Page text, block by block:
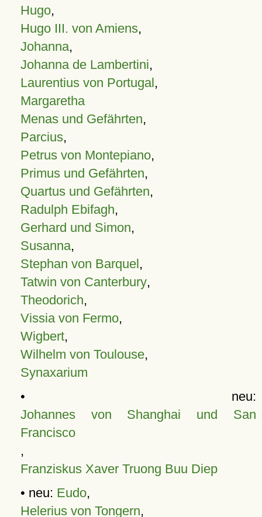
Hugo,
Hugo III. von Amiens,
Johanna,
Johanna de Lambertini,
Laurentius von Portugal,
Margaretha
Menas und Gefährten,
Parcius,
Petrus von Montepiano,
Primus und Gefährten,
Quartus und Gefährten,
Radulph Ebifagh,
Gerhard und Simon,
Susanna,
Stephan von Barquel,
Tatwin von Canterbury,
Theodorich,
Vissia von Fermo,
Wigbert,
Wilhelm von Toulouse,
Synaxarium
• neu:
Johannes von Shanghai und San
Francisco
,
Franziskus Xaver Truong Buu Diep
• neu: Eudo,
Helerius von Tongern,